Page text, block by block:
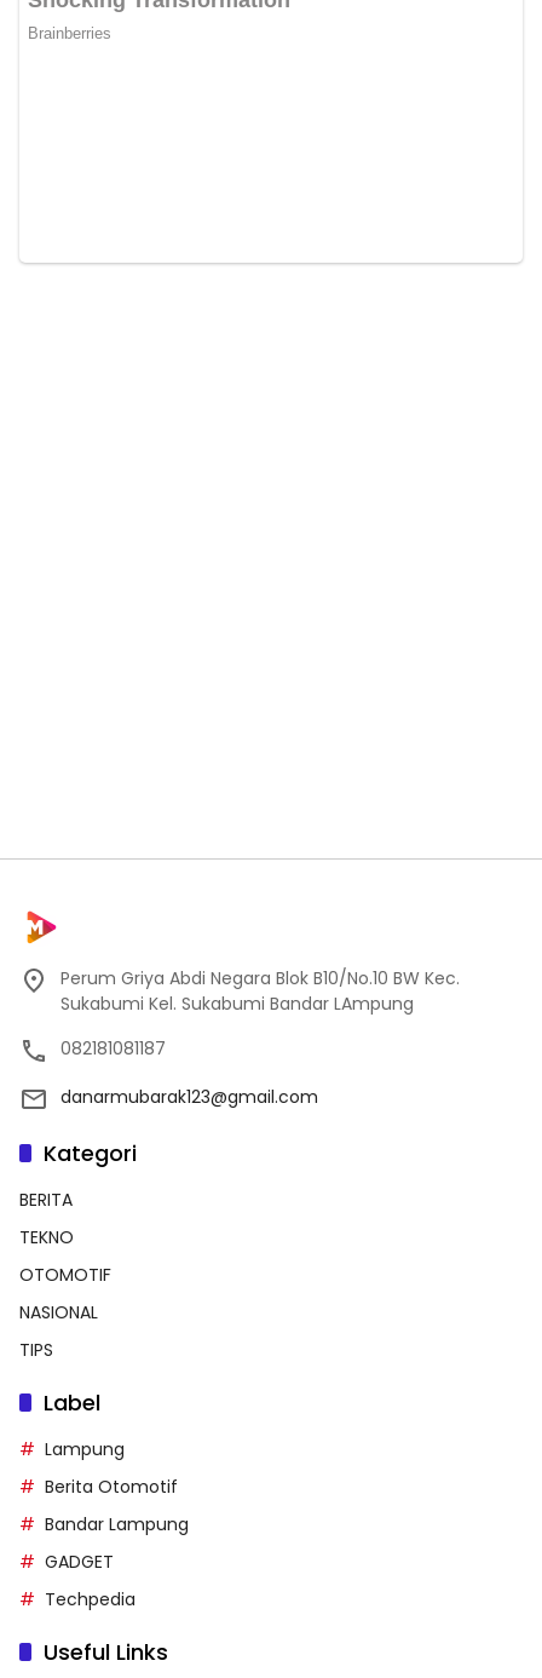
Perum Griya Abdi Negara Blok B10/No.10 BW Kec.
Sukabumi Kel. Sukabumi Bandar LAmpung
082181081187
danarmubarak123@gmail.com
Kategori
BERITA
TEKNO
OTOMOTIF
NASIONAL
TIPS
Label
Lampung
Berita Otomotif
Bandar Lampung
GADGET
Techpedia
Useful Links